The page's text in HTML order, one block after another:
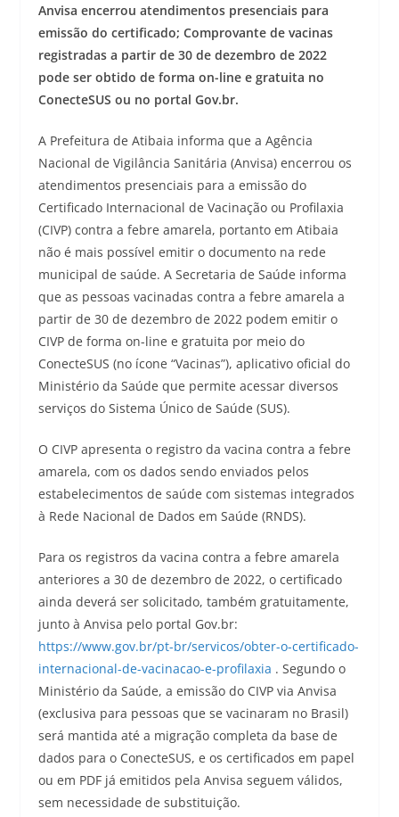
Anvisa encerrou atendimentos presenciais para
emissão do certificado; Comprovante de vacinas
registradas a partir de 30 de dezembro de 2022
pode ser obtido de forma on-line e gratuita no
ConecteSUS ou no portal Gov.br.
A Prefeitura de Atibaia informa que a Agência
Nacional de Vigilância Sanitária (Anvisa) encerrou os
atendimentos presenciais para a emissão do
Certificado Internacional de Vacinação ou Profilaxia
(CIVP) contra a febre amarela, portanto em Atibaia
não é mais possível emitir o documento na rede
municipal de saúde. A Secretaria de Saúde informa
que as pessoas vacinadas contra a febre amarela a
partir de 30 de dezembro de 2022 podem emitir o
CIVP de forma on-line e gratuita por meio do
ConecteSUS (no ícone “Vacinas”), aplicativo oficial do
Ministério da Saúde que permite acessar diversos
serviços do Sistema Único de Saúde (SUS).
O CIVP apresenta o registro da vacina contra a febre
amarela, com os dados sendo enviados pelos
estabelecimentos de saúde com sistemas integrados
à Rede Nacional de Dados em Saúde (RNDS).
Para os registros da vacina contra a febre amarela
anteriores a 30 de dezembro de 2022, o certificado
ainda deverá ser solicitado, também gratuitamente,
junto à Anvisa pelo portal Gov.br:
https://www.gov.br/pt-br/servicos/obter-o-certificado-
internacional-de-vacinacao-e-profilaxia . Segundo o
Ministério da Saúde, a emissão do CIVP via Anvisa
(exclusiva para pessoas que se vacinaram no Brasil)
será mantida até a migração completa da base de
dados para o ConecteSUS, e os certificados em papel
ou em PDF já emitidos pela Anvisa seguem válidos,
sem necessidade de substituição.